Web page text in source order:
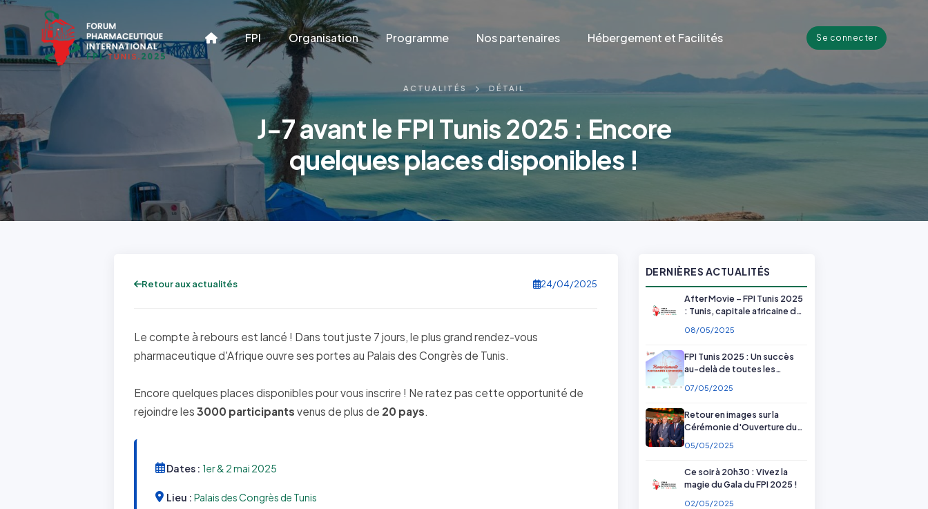
FPI Organisation Programme Nos partenaires Hébergement et Facilités Se connecter
ACTUALITÉS DÉTAIL
J-7 avant le FPI Tunis 2025 : Encore
quelques places disponibles !
Retour aux actualités 24/04/2025
Le compte à rebours est lancé ! Dans tout juste 7 jours, le plus grand rendez-vous
pharmaceutique d'Afrique ouvre ses portes au Palais des Congrès de Tunis.
Encore quelques places disponibles pour vous inscrire ! Ne ratez pas cette opportunité de
rejoindre les 3000 participants venus de plus de 20 pays.
Dates : 1er & 2 mai 2025
Lieu : Palais des Congrès de Tunis
DERNIÈRES ACTUALITÉS
After Movie – FPI Tunis 2025
: Tunis, capitale africaine de
08/05/2025
FPI Tunis 2025 : Un succès
au-delà de toutes les
partenaires !
07/05/2025
Retour en images sur la
Cérémonie d'Ouverture du
FPI Tunis 2025
05/05/2025
Ce soir à 20h30 : Vivez la
magie du Gala du FPI 2025 !
02/05/2025